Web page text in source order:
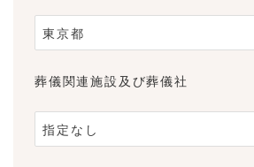
葬儀関連施設及び葬儀社